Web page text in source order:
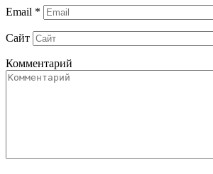
Email *
Сайт
Комментарий